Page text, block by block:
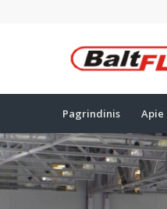
Pagrindinis Apie